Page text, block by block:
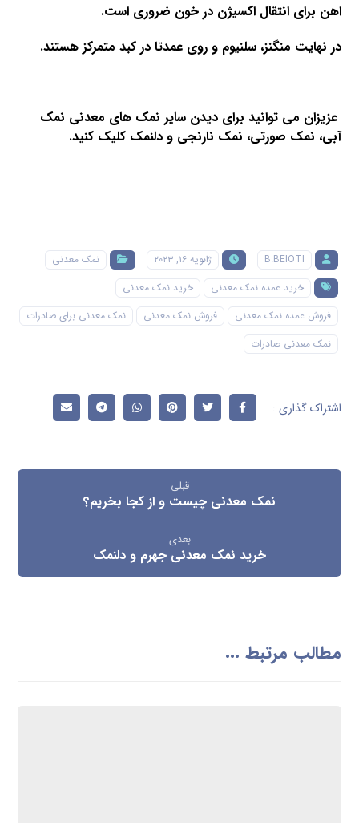
اهن برای انتقال اکسیژن در خون ضروری است.
در نهایت منگنز، سلنیوم و روی عمدتا در کبد متمرکز هستند.
عزیزان می توانید برای دیدن سایر نمک های معدنی نمک
آبی، نمک صورتی، نمک نارنجی ودلنمک کلیک کنید.
B.BEIOTI ژانویه ۱۶, ۲۰۲۳
نمک معدنی
خرید عمده نمک معدنی
خرید نمک معدنی
فروش عمده نمک معدنی
فروش نمک معدنی
نمک معدنی برای صادرات
نمک معدنی صادرات
قبلی
نمک معدنی چیست و از کجا بخریم؟
بعدی
خرید نمک معدنی جهرم و دلنمک
مطالب مرتبط ...